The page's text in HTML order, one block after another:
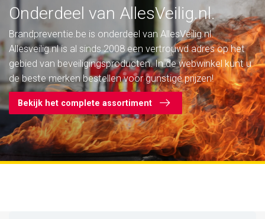
Onderdeel van AllesVeilig.nl.
Brandpreventie.be is onderdeel van AllesVeilig.nl.
Allesveilig.nl is al sinds 2008 een vertrouwd adres op het
gebied van beveiligingsproducten. In de webwinkel kunt u
de beste merken bestellen voor gunstige prijzen!
Bekijk het complete assortiment